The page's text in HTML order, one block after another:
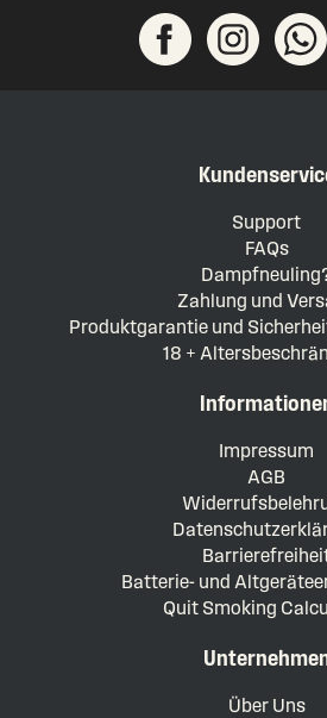
Support
FAQs
Zahlung und
Produktgarantie und
18 +
Impressum
AGB
Batterie- und
Quit Smoking
Über Uns